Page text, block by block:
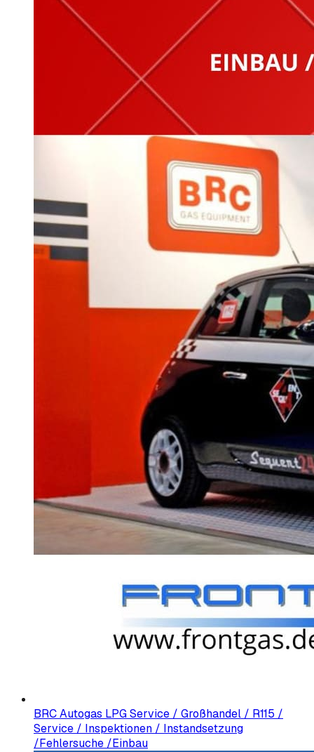
BRC Autogas LPG Service / Großhandel / R115 /
Service / Inspektionen / Instandsetzung
/Fehlersuche /Einbau